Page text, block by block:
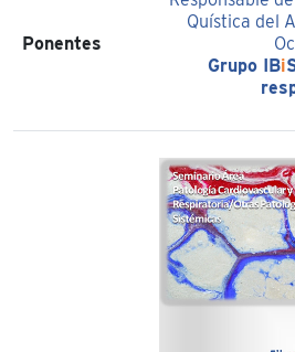
Ponentes
Quística del
Grupo IBi